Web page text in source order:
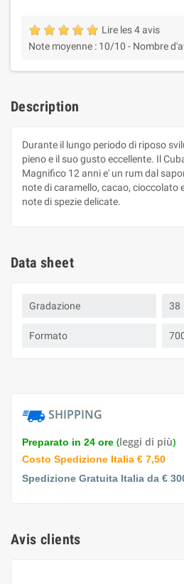
Lire les 4 avis
Note moyenne : 10/10 - Nombre
Description
Durante il lungo periodo di riposo
pieno e il suo gusto eccellente. Il
Magnifico 12 anni e' un rum dal
note di caramello, cacao, cioccolato
note di spezie delicate.
Data sheet
Gradazione 38
Formato
SHIPPING
Preparato in 24 ore (leggi di più)
Costo Spedizione Italia € 7,50
Spedizione Gratuita Italia da €
Avis clients